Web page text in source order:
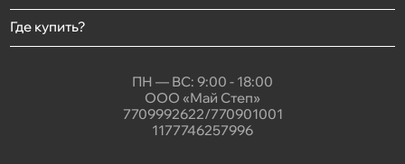
Где купить?
ПН — ВС: 9:00 - 18:00
ООО «Май Степ»
7709992622/770901001
1177746257996